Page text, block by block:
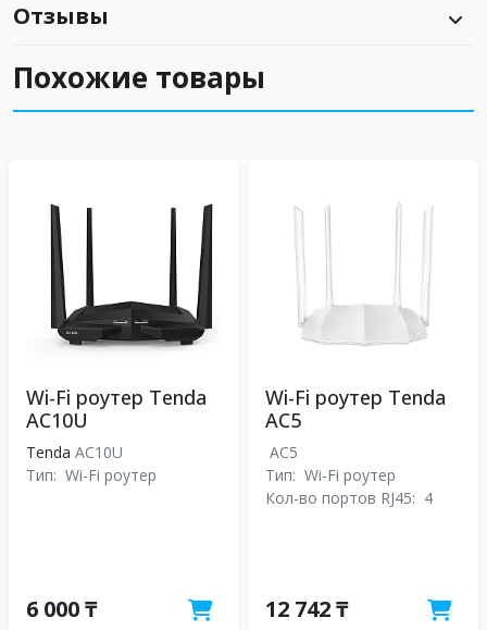
Отзывы
Похожие товары
Wi-Fi роутер Tenda
AC10U
Tenda AC10U
Тип: Wi-Fi роутер
6 000 ₸
Wi-Fi роутер Tenda
AC5
AC5
Тип: Wi-Fi роутер
Кол-во портов RJ45: 4
12 742 ₸